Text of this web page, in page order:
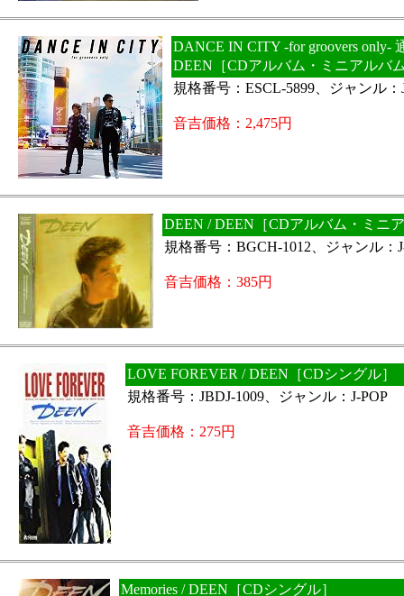
DANCE IN CITY -for groovers only-
DEEN［CDアルバム・ミニアルバ
規格番号：ESCL-5899、ジャンル：
音吉価格：2,475円
DEEN / DEEN［CDアルバム・ミニ
規格番号：BGCH-1012、ジャンル：
音吉価格：385円
LOVE FOREVER / DEEN［CDシングル］
規格番号：JBDJ-1009、ジャンル：J-POP
音吉価格：275円
Memories / DEEN［CDシングル］